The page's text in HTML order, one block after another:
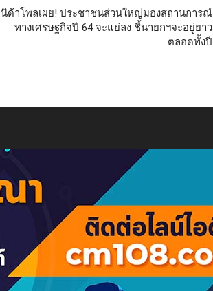
นิด้าโพลเผย! ประชาชนส่วนใหญ่มองสถานการณ์
ทางเศรษฐกิจปี 64 จะแย่ลง ชี้นายกฯจะอยู่ยาว
ตลอดทั้งปี